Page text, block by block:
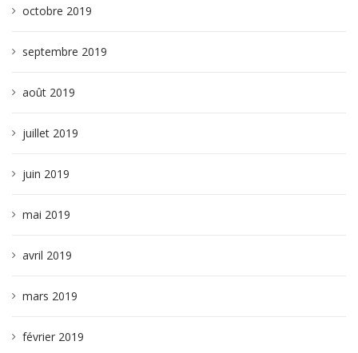
octobre 2019
septembre 2019
août 2019
juillet 2019
juin 2019
mai 2019
avril 2019
mars 2019
février 2019